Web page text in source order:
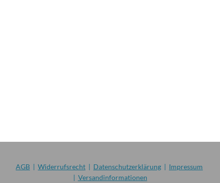
AGB | Widerrufsrecht | Datenschutzerklärung | Impressum
| Versandinformationen